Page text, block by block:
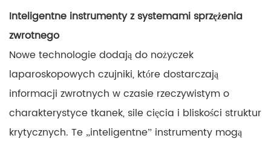
Inteligentne instrumenty z systemami sprzężenia
zwrotnego
Nowe technologie dodają do nożyczek
laparoskopowych czujniki, które dostarczają
informacji zwrotnych w czasie rzeczywistym o
charakterystyce tkanek, sile cięcia i bliskości struktur
krytycznych. Te „inteligentne” instrumenty mogą